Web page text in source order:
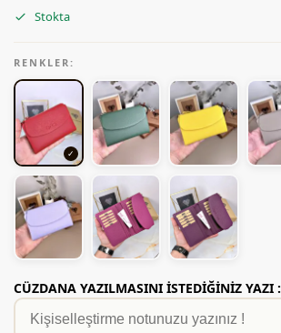
Stokta
RENKLER:
CÜZDANA YAZILMASINI İSTEDİĞİNİZ YAZI :